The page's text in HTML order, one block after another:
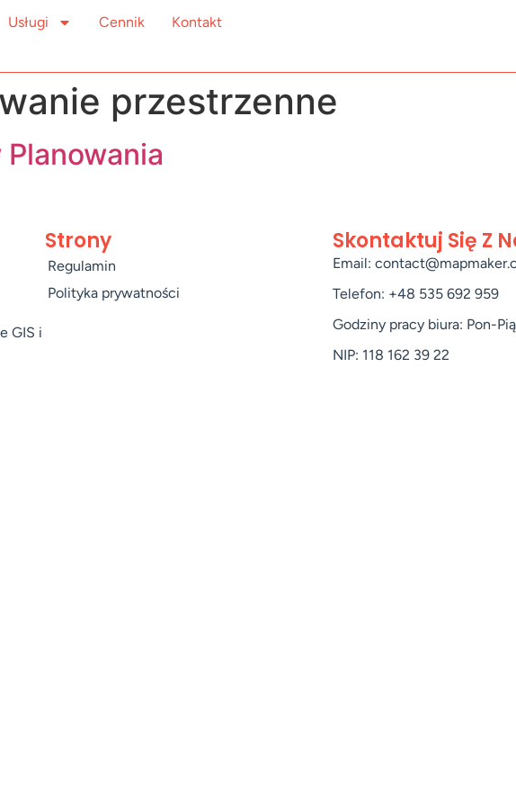
Usługi Cennik Kontakt
przestrzenne
GIS i
Strony
Regulamin
Polityka prywatności
Skontaktuj Się Z
Email:
Telefon: +48 535 692 959
Godziny pracy biura: Pon-
NIP: 118 162 39 22